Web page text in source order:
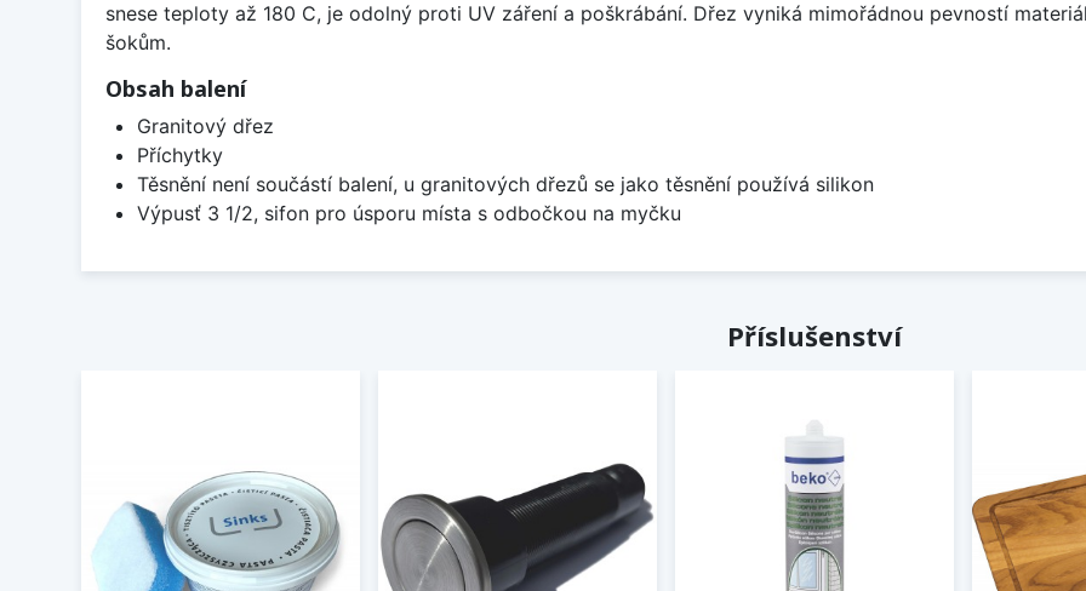
snese teploty až 180 C, je odolný proti UV záření a poškrábání. Dřez vyniká mimořádnou pevností
šokům.
Obsah balení
Granitový dřez
Příchytky
Těsnění není součástí balení, u granitových dřezů se jako těsnění používá silikon
Výpusť 3 1/2, sifon pro úsporu místa s odbočkou na myčku
Příslušenství